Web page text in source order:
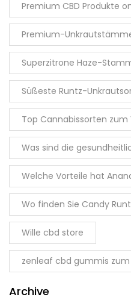
Premium CBD Produkte
Premium-
Superzitrone Haze-
Süßeste Runtz-
Top Cannabissorten zum
Was sind die
Welche Vorteile hat
Wo finden Sie Candy
Wille cbd store
zenleaf cbd gummis
Archive